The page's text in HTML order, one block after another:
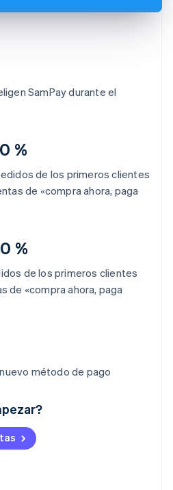
SamPay durante el
%
de los primeros clientes
de «compra ahora, paga
%
de los primeros clientes
de «compra ahora, paga
método de pago